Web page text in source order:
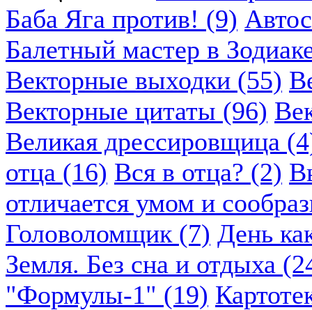
Баба Яга против! (9)
Балетный мастер в
Векторные выходки (55)
Векторные цитаты (96)
Великая дрессировщица
отца (16) Вся в отца? (2)
отличается умом и
Головоломщик (7) День
Земля. Без сна и отдыха
"Формулы-1" (19)